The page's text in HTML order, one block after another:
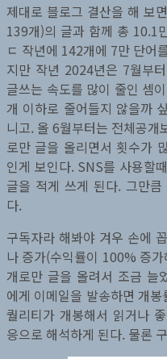
제대로 블로그 결산을 해 보
139개)의 글과 함께 총 10.1
ㄷ 작년에 142개에 7만 단어
지만 작년 2024년은 7월부
글쓰는 속도를 많이 줄인 셈
개 이하로 줄어들지 않을까
니고. 올 6월부터는 전체공개
로만 글을 올리면서 횟수가
인게 보인다. SNS를 사용할
글을 적게 쓰게 된다. 그만
다.
구독자라 해봐야 겨우 손에
나 증가(수익률이 100% 증
개로만 글을 올려서 조금 늘
에게 이메일을 발송하면 개
퀄리티가 개봉해서 읽거나
응으로 해석하게 된다. 물론